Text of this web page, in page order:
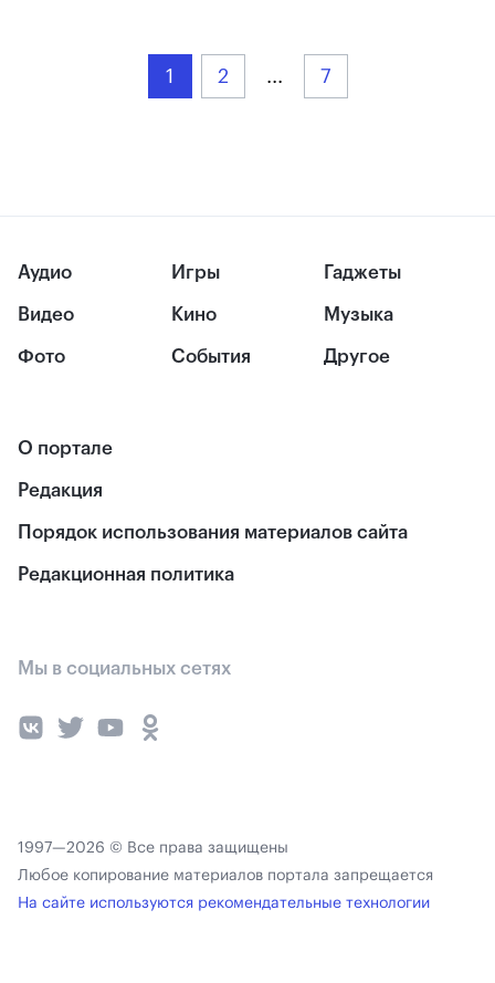
1 2 ... 7
Аудио
Видео
Фото
Игры
Кино
События
Гаджеты
Музыка
Другое
О портале
Редакция
Порядок использования материалов сайта
Редакционная политика
Мы в социальных сетях
1997—2026 © Все права защищены
Любое копирование материалов портала запрещается
На сайте используются рекомендательные технологии